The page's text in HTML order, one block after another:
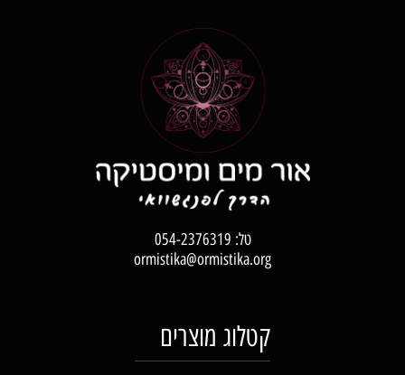
טל: 054-2376319
ormistika@ormistika.org
קטלוג מוצרים